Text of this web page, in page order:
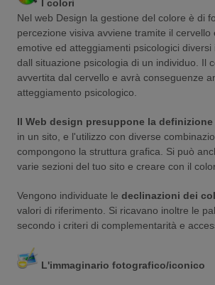
I colori
Nel web Design la gestione del colore è di
percezione visiva avviene tramite il
emotive ed atteggiamenti psicologici
dall situazione psicologia di un individuo. Il
avvertita dal cervello e avrà conseguenze
atteggiamento psicologico.
Il Web design presuppone la
in un sito, e l'utilizzo con diverse
compongono la struttura grafica. Si può
varie sezioni del tuo sito e creare con il
Vengono individuate le declinazioni dei
valori di riferimento. Si ricavano inoltre le
secondo i criteri di complementarità e
L'immaginario fotografico/iconico